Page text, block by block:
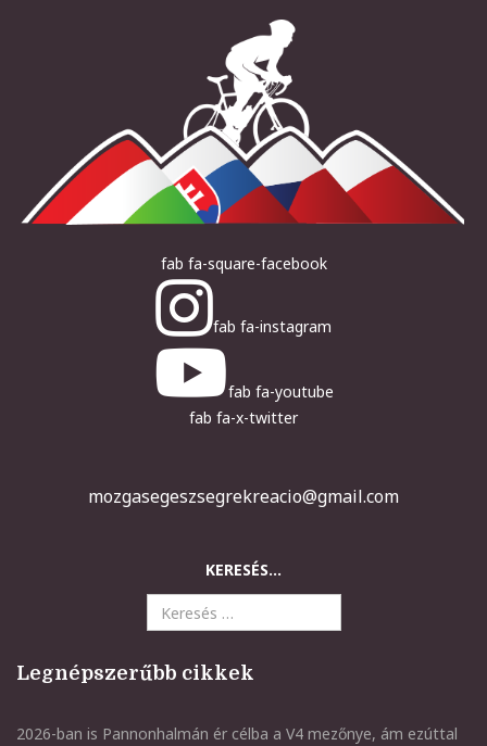
fab fa-square-facebook
fab fa-instagram
fab fa-youtube
fab fa-x-twitter
mozgasegeszsegrekreacio@gmail.com
KERESÉS...
Legnépszerűbb cikkek
2026-ban is Pannonhalmán ér célba a V4 mezőnye, ám ezúttal